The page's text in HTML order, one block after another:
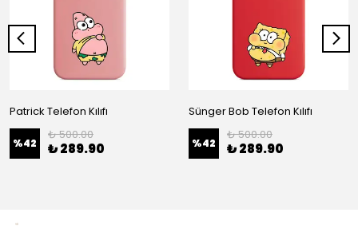
Patrick Telefon Kılıfı
%42
₺ 500.00
₺ 289.90
Sünger Bob Telefon Kılıfı
%42
₺ 500.00
₺ 289.90